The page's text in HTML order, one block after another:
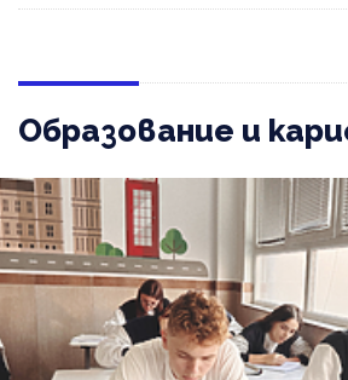
Образование и